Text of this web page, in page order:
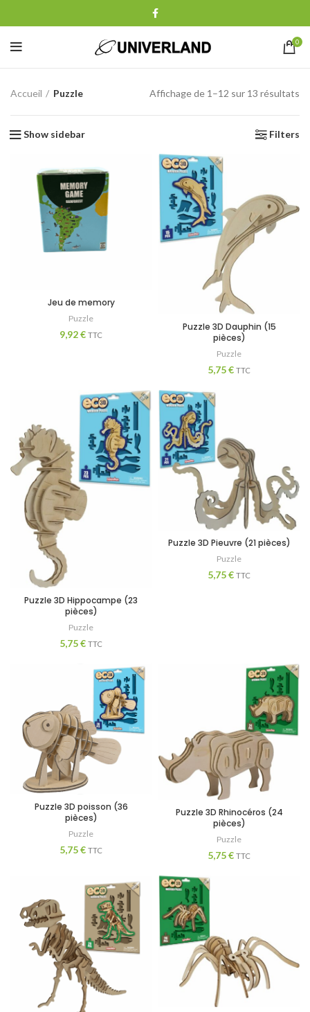
0
Accueil Puzzle Affichage de 1–12 sur 13 résultats
Show sidebar Filters
Jeu de memory
Puzzle
9,92€ TTC
Puzzle 3D Dauphin (15
pièces)
Puzzle
5,75€ TTC
Puzzle 3D Hippocampe (23
pièces)
Puzzle
5,75€ TTC
Puzzle 3D Pieuvre (21 pièces)
Puzzle
5,75€ TTC
Puzzle 3D poisson (36
pièces)
Puzzle
5,75€ TTC
Puzzle 3D Rhinocéros (24
pièces)
Puzzle
5,75€ TTC